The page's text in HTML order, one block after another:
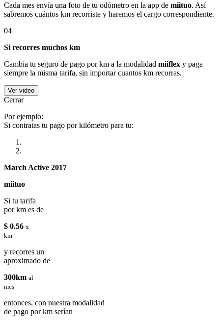
Cada mes envía una foto de tu odómetro en la app de miituo. Así
sabremos cuántos km recorriste y haremos el cargo correspondiente.
04
Si recorres muchos km
Cambia tu seguro de pago por km a la modalidad miiflex y paga
siempre la misma tarifa, sin importar cuantos km recorras.
Ver video
Cerrar
Por ejemplo:
Si contratas tu pago por kilómetro para tu:
March Active 2017
miituo
Si tu tarifa
por km es de
$ 0.56 x
km
y recorres un
aproximado de
300km al
mes
entonces, con nuestra modalidad
de pago por km serían